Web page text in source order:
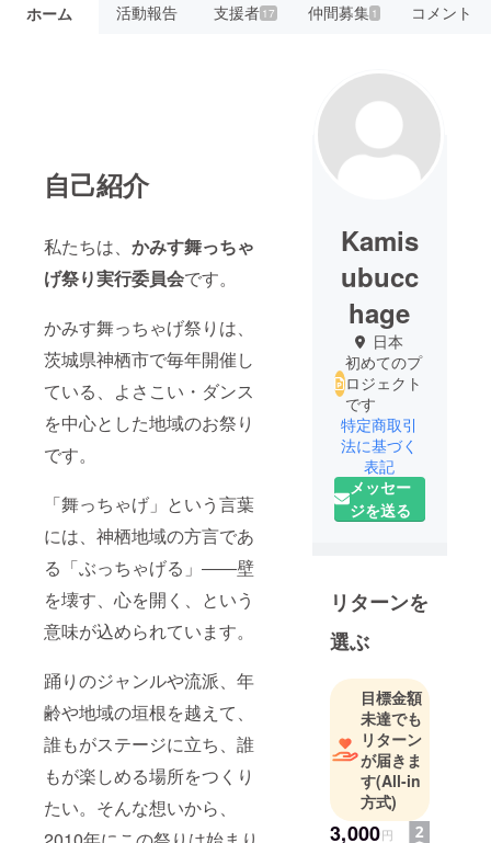
ホーム 活動報告 支援者 17 仲間募集 1 コメント
自己紹介
私たちは、 かみす舞っちゃ
げ祭り実行委員会です。
かみす舞っちゃげ祭りは、
茨城県神栖市で毎年開催し
ている、よさこい・ダンス
を中心とした地域のお祭り
です。
「舞っちゃげ」という言葉
には、神栖地域の方言であ
る「ぶっちゃげる」――壁
を壊す、心を開く、という
意味が込められています。
踊りのジャンルや流派、年
齢や地域の垣根を越えて、
誰もがステージに立ち、誰
もが楽しめる場所をつくり
たい。そんな想いから、
Kamis
ubucc
hage
日本
初めてのプ
ロジェクト
です
特定商取引
法に基づく
表記
メッセー
ジを送る
リターンを
選ぶ
目標金額
未達でも
リターン
が届きま
す(All-in
方式)
3,000円